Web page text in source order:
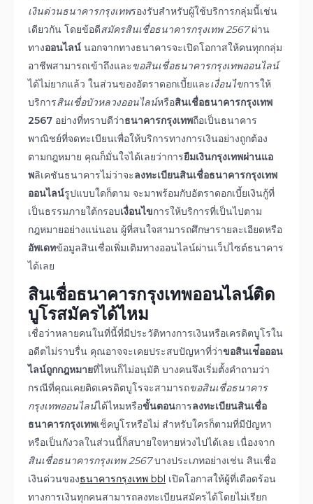
เงินด่วนธนาคารกรุงเทพรองรับสำหรับผู้ใช้บริการกลุ่มนี้เช่น
เดียวกัน โดยข้อดีสมัครสินเชื่อธนาคารกรุงเทพ 2567ผ่าน
ทางออนไลน์ นอกจากทางธนาคารจะเปิดโอกาสให้คนทุกกลุ่ม
อาชีพสามารถเข้าถึงและขอสินเชื่อธนาคารกรุงเทพออนไลน์
ได้ไม่ยากแล้ว ในส่วนของอัตราดอกเบี้ยและเงื่อนไขการให้
บริการสินเชื่อบัวหลวงออนไลน์หรือสินเชื่อธนาคารกรุงเทพ
2567 อย่างที่ทราบดีว่าธนาคารกรุงเทพถือเป็นธนาคาร
พาณิชย์ที่จดทะเบียนเพื่อให้บริการทางการเงินอย่างถูกต้อง
ตามกฎหมาย คุณก็มั่นใจได้เลยว่าการยืมเงินกรุงเทพผ่านแอ
พลิเคชันธนาคารไม่ว่าจะลงทะเบียนสินเชื่อธนาคารกรุงเทพ
ออนไลน์รูปแบบใดก็ตาม จะมาพร้อมกับอัตราดอกเบี้ยเงินกู้ที่
เป็นธรรมภายใต้กรอบเงื่อนไขการให้บริการที่เป็นไปตาม
กฎหมายอย่างแน่นอน ผู้ที่สนใจสามารถศึกษารายละเอียดหรือ
อัพเดทข้อมูลสินเชื่อเพิ่มเติมทางออนไลน์ผ่านเว็ปไซต์ธนาคาร
ได้เลย
สินเชื่อธนาคารกรุงเทพออนไลน์ติด
บูโรสมัครได้ไหม
เชื่อว่าหลายคนในที่นี้ที่มีประวัติทางการเงินหรือเครดิตบูโรใน
อดีตไม่ราบรื่น คุณอาจจะเคยประสบปัญหาที่ว่าขอสินเช่ือออน
ไลน์ถูกกฎหมายที่ไหนก็ไม่อนุมัติ บางคนจึงเริ่มตั้งคำถามว่า
กรณีที่คุณเคยติดเครดิตบูโรจะสามารถขอสินเชื่อธนาคาร
กรุงเทพออนไลน์ได้ไหมหรือขั้นตอนการลงทะเบียนสินเชื่อ
ธนาคารกรุงเทพเช็คบูโรหรือไม่ สำหรับใครก็ตามที่มีปัญหา
หรือเป็นกังวลในส่วนนี้ก็สบายใจหายห่วงไปได้เลย เนื่องจาก
สินเชื่อธนาคารกรุงเทพ 2567บางประเภทอย่างเช่น สินเชื่อ
เงินด่วนของธนาคารกรุงเทพ bbl เปิดโอกาสให้ผู้ที่เดือดร้อน
ทางการเงินทุกคนสามารถลงทะเบียนสมัครได้โดยไม่เรียก